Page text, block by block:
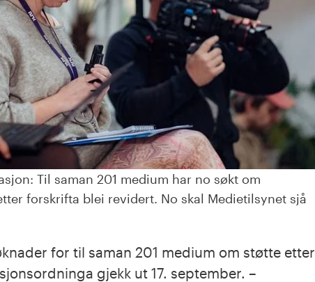
Til saman 201 medium har no søkt om
forskrifta blei revidert. No skal Medietilsynet sjå
for til saman 201 medium om støtte etter
gjekk ut 17. september. –